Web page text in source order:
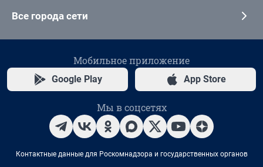
Все города сети
Мобильное приложение
Google Play App Store
Мы в соцсетях
Контактные данные для Роскомнадзора и государственных органов